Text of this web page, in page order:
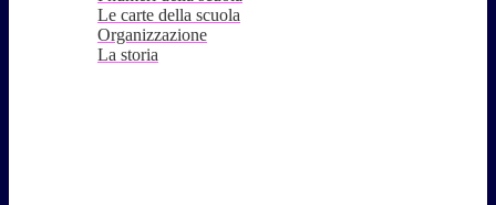
Le carte della scuola
Organizzazione
La storia